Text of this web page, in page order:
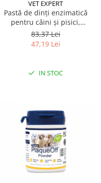
VET EXPERT
Pastă de dinți enzimatică
pentru câini și pisici,
CARYODENT VET EXPERT, gel,
50ml
83,37 Lei
47,19 Lei
IN STOC